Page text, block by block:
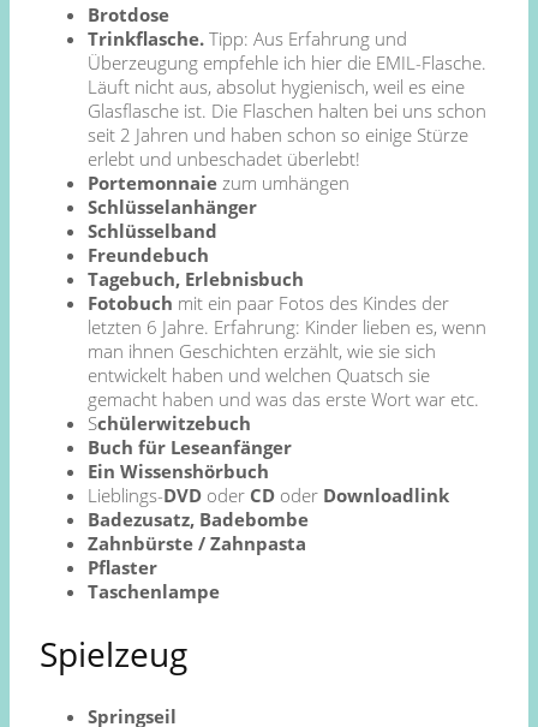
Brotdose
Trinkflasche. Tipp: Aus Erfahrung und
Überzeugung empfehle ich hier die EMIL-Flasche.
Läuft nicht aus, absolut hygienisch, weil es eine
Glasflasche ist. Die Flaschen halten bei uns schon
seit 2 Jahren und haben schon so einige Stürze
erlebt und unbeschadet überlebt!
Portemonnaie zum umhängen
Schlüsselanhänger
Schlüsselband
Freundebuch
Tagebuch, Erlebnisbuch
Fotobuch mit ein paar Fotos des Kindes der
letzten 6 Jahre. Erfahrung: Kinder lieben es, wenn
man ihnen Geschichten erzählt, wie sie sich
entwickelt haben und welchen Quatsch sie
gemacht haben und was das erste Wort war etc.
Schülerwitzebuch
Buch für Leseanfänger
Ein Wissenshörbuch
Lieblings-DVD oder CD oder Downloadlink
Badezusatz, Badebombe
Zahnbürste / Zahnpasta
Pflaster
Taschenlampe
Spielzeug
Springseil